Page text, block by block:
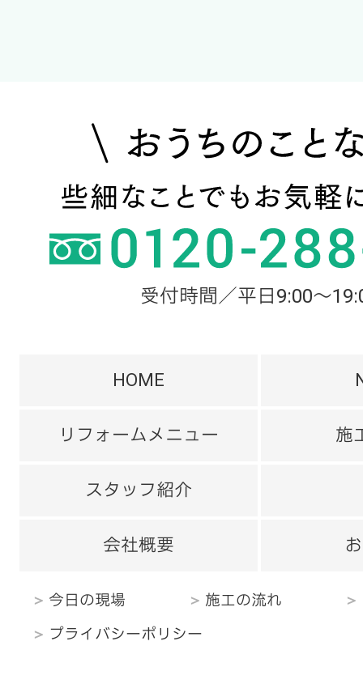
受付時間／平日9:00～
HOME
リフォームメニュー 施
スタッフ紹介
会社概要
今日の現場 施工の流れ
プライバシーポリシー